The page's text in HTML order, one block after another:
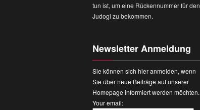
tun ist, um eine Rückennummer für den
Judogi zu bekommen.
Newsletter Anmeldung
Sie können sich hier anmelden, wenn
Sie über neue Beiträge auf unserer
Homepage informiert werden möchten.
Your email: